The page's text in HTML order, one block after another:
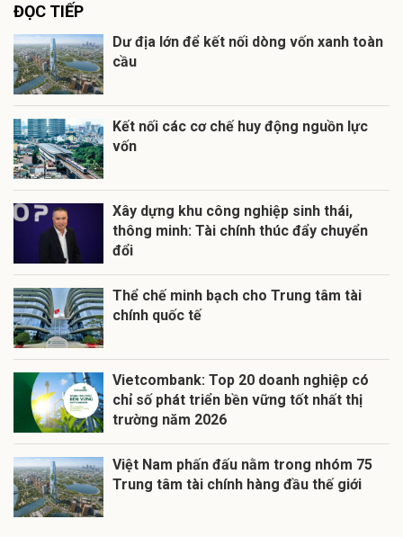
ĐỌC TIẾP
Dư địa lớn để kết nối dòng vốn xanh toàn
cầu
Kết nối các cơ chế huy động nguồn lực
vốn
Xây dựng khu công nghiệp sinh thái,
thông minh: Tài chính thúc đẩy chuyển
đổi
Thể chế minh bạch cho Trung tâm tài
chính quốc tế
Vietcombank: Top 20 doanh nghiệp có
chỉ số phát triển bền vững tốt nhất thị
trường năm 2026
Việt Nam phấn đấu nằm trong nhóm 75
Trung tâm tài chính hàng đầu thế giới